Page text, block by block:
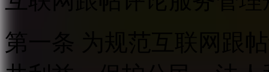
第一条 为规范互联网跟